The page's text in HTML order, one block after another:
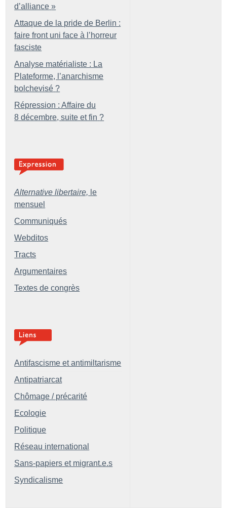
d’alliance »
Attaque de la pride de Berlin :
faire front uni face à l’horreur
fasciste
Analyse matérialiste : La
Plateforme, l’anarchisme
bolchevisé ?
Répression : Affaire du
8 décembre, suite et fin ?
Alternative libertaire, le
mensuel
Communiqués
Webditos
Tracts
Argumentaires
Textes de congrès
Antifascisme et antimiltarisme
Antipatriarcat
Chômage / précarité
Ecologie
Politique
Réseau international
Sans-papiers et migrant.e.s
Syndicalisme